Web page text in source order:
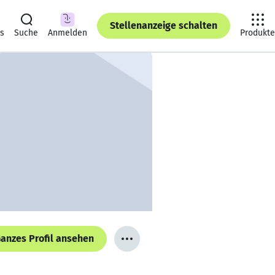
Suche Anmelden
Stellenanzeige schalten
Produkte
Profil ansehen